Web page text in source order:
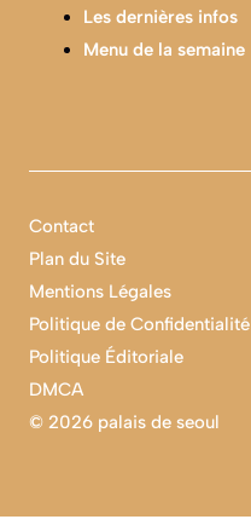
Les dernières infos
Menu de la semaine
© 2026 palais de seoul
Contact
Plan du Site
Mentions Légales
Politique de Confidentialité
Politique Éditoriale
DMCA